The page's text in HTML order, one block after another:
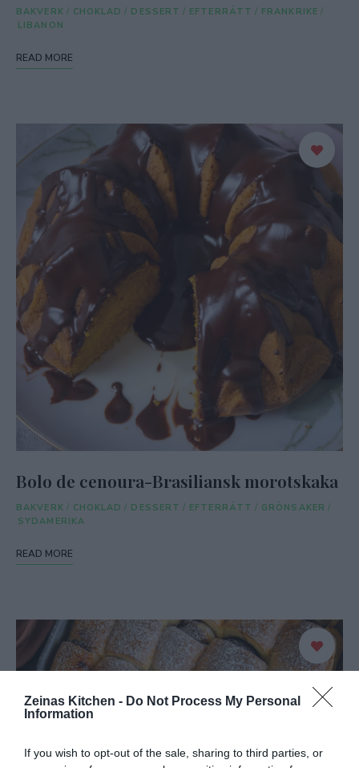
Zeinas Kitchen - Do Not Process My Personal
Information
If you wish to opt-out of the sale, sharing to third parties, or
BAKVERK / CHOKLAD / DESSERT / EFTERRÄTT / FRANKRIKE /
LIBANON
READ MORE
Bolo de cenoura-Brasiliansk morotskaka
BAKVERK / CHOKLAD / DESSERT / EFTERRÄTT / GRÖNSAKER /
SYDAMERIKA
READ MORE